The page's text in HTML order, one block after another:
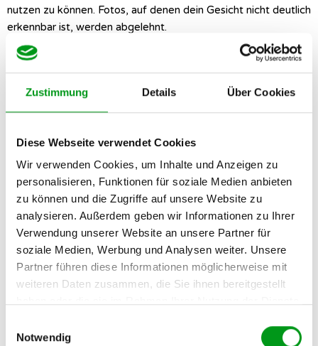
Zustimmung Details Über Cookies
Diese Webseite verwendet Cookies
Wir verwenden Cookies, um Inhalte und Anzeigen zu
personalisieren, Funktionen für soziale Medien anbieten
zu können und die Zugriffe auf unsere Website zu
analysieren. Außerdem geben wir Informationen zu Ihrer
Verwendung unserer Website an unsere Partner für
soziale Medien, Werbung und Analysen weiter. Unsere
Partner führen diese Informationen möglicherweise mit
weiteren Daten zusammen, die Sie ihnen bereitgestellt
Notwendig
nutzen zu können. Fotos, auf denen dein Gesicht nicht deutlich
erkennbar ist, werden abgelehnt.
Profilergänzung
Sobald du deine E-Mail-Adresse bestätigt hast, kannst du
es sich oft, etwas Zeit in die Profilerstellung zu investieren,
bevor du mit dem Swipen loslegst. Je mehr Text und Fotos du
zu deinem Profil hinzufügst, desto größer sind nämlich auch
deine Kontakt- und Erfolgschancen; allein aus dem Grund, weil
dein Profil mehr Anknüpfungspunkte für die Kontaktaufnahme
bietet. Außerdem kannst du die Profilangaben anderer nur
dann sehen, wenn du entsprechende Angaben in deinem
Profil gemacht hast.
Klicke deshalb zunächst auf dein Profil und wähle
Daten wie Bildung, Tätigkeit, Größe und Gewohnheiten zu